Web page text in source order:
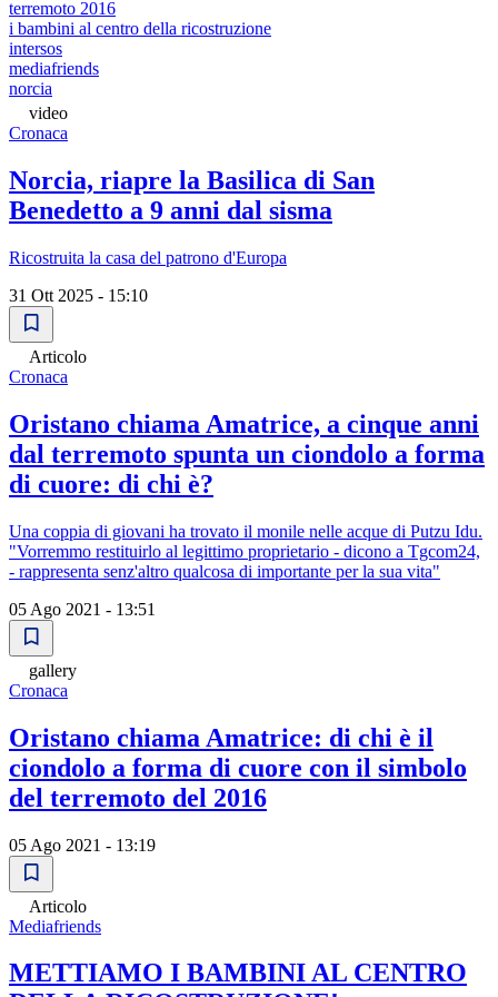
terremoto 2016
i bambini al centro della ricostruzione
intersos
mediafriends
norcia
video
Cronaca
Norcia, riapre la Basilica di San
Benedetto a 9 anni dal sisma
Ricostruita la casa del patrono d'Europa
31 Ott 2025 - 15:10
Articolo
Cronaca
Oristano chiama Amatrice, a cinque anni
dal terremoto spunta un ciondolo a forma
di cuore: di chi è?
Una coppia di giovani ha trovato il monile nelle acque di Putzu Idu.
"Vorremmo restituirlo al legittimo proprietario - dicono a Tgcom24,
- rappresenta senz'altro qualcosa di importante per la sua vita"
05 Ago 2021 - 13:51
gallery
Cronaca
Oristano chiama Amatrice: di chi è il
ciondolo a forma di cuore con il simbolo
del terremoto del 2016
05 Ago 2021 - 13:19
Articolo
Mediafriends
METTIAMO I BAMBINI AL CENTRO